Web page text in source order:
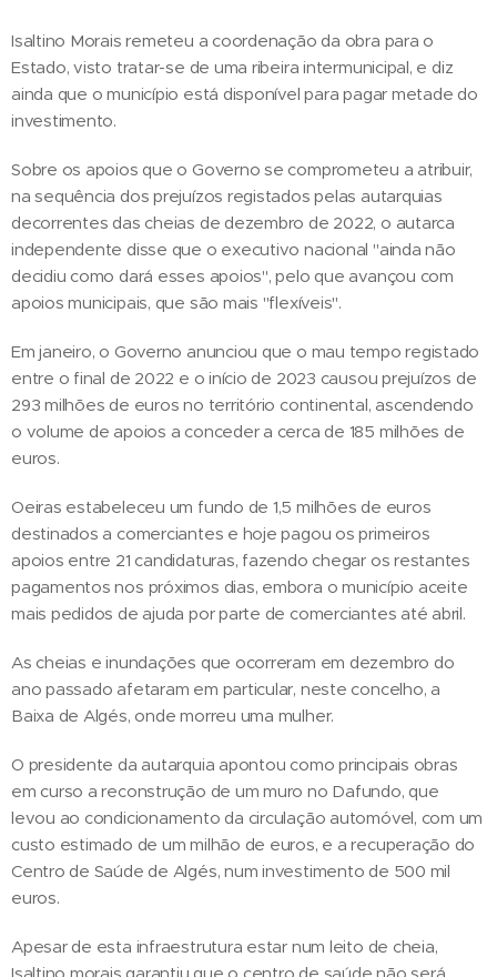
Isaltino Morais remeteu a coordenação da obra para o
Estado, visto tratar-se de uma ribeira intermunicipal, e diz
ainda que o município está disponível para pagar metade do
investimento.
Sobre os apoios que o Governo se comprometeu a atribuir,
na sequência dos prejuízos registados pelas autarquias
decorrentes das cheias de dezembro de 2022, o autarca
independente disse que o executivo nacional "ainda não
decidiu como dará esses apoios", pelo que avançou com
apoios municipais, que são mais "flexíveis".
Em janeiro, o Governo anunciou que o mau tempo registado
entre o final de 2022 e o início de 2023 causou prejuízos de
293 milhões de euros no território continental, ascendendo
o volume de apoios a conceder a cerca de 185 milhões de
euros.
Oeiras estabeleceu um fundo de 1,5 milhões de euros
destinados a comerciantes e hoje pagou os primeiros
apoios entre 21 candidaturas, fazendo chegar os restantes
pagamentos nos próximos dias, embora o município aceite
mais pedidos de ajuda por parte de comerciantes até abril.
As cheias e inundações que ocorreram em dezembro do
ano passado afetaram em particular, neste concelho, a
Baixa de Algés, onde morreu uma mulher.
O presidente da autarquia apontou como principais obras
em curso a reconstrução de um muro no Dafundo, que
levou ao condicionamento da circulação automóvel, com um
custo estimado de um milhão de euros, e a recuperação do
Centro de Saúde de Algés, num investimento de 500 mil
euros.
Apesar de esta infraestrutura estar num leito de cheia,